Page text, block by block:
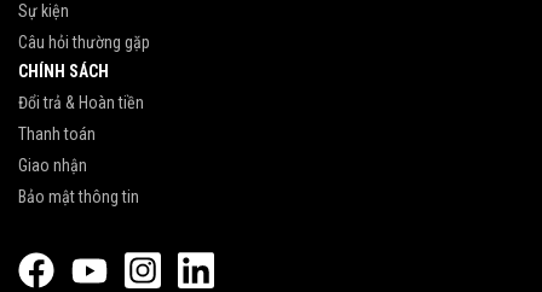
Sự kiện
Câu hỏi thường gặp
CHÍNH SÁCH
Đổi trả & Hoàn tiền
Thanh toán
Giao nhận
Bảo mật thông tin